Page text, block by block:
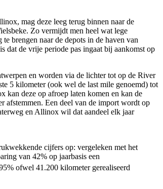
mag deze leeg terug binnen naar de
Zo vermijdt men heel wat lege
brengen naar de depots in de haven van
dat de vrije periode pas ingaat bij aankomst op
en worden via de lichter tot op de River
5 kilometer (ook wel de last mile genoemd) tot
kan deze op afroep laten komen en kan de
afstemmen. Een deel van de import wordt op
en Allinox wil dat aandeel elk jaar
cijfers op: vergeleken met het
van 42% op jaarbasis een
ofwel 41.200 kilometer gerealiseerd